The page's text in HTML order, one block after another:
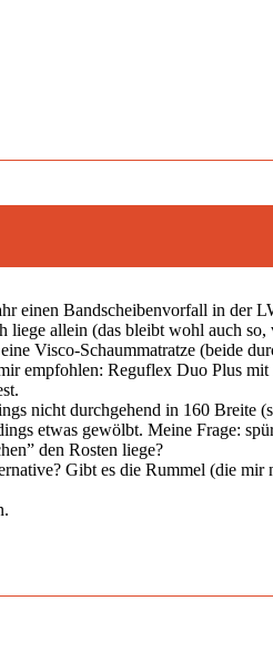
einen Bandscheibenvorfall in der
allein (das bleibt wohl auch
Visco-Schaummatratze (beide
empfohlen: Reguflex Duo Plus
nicht durchgehend in 160 Breite
etwas gewölbt. Meine Frage:
den Rosten liege?
Gibt es die Rummel (die